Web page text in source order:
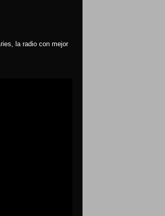
la radio con mejor